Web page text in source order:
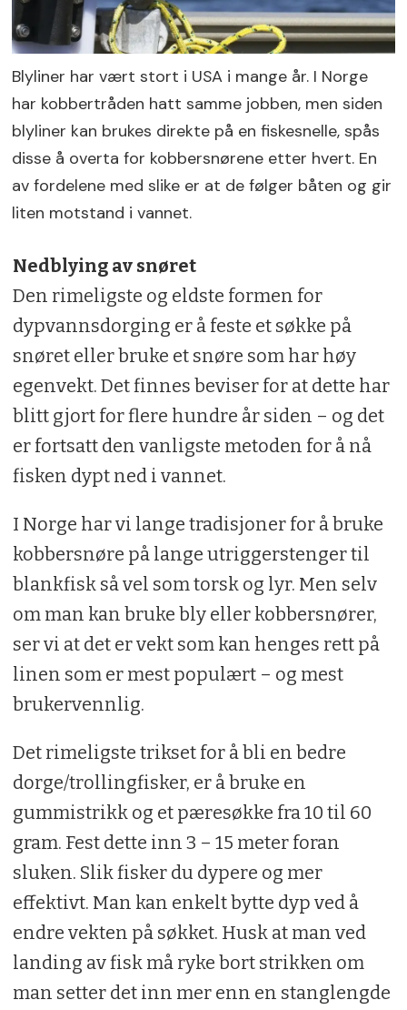
Blyliner har vært stort i USA i mange år. I Norge
har kobbertråden hatt samme jobben, men siden
blyliner kan brukes direkte på en fiskesnelle, spås
disse å overta for kobbersnørene etter hvert. En
av fordelene med slike er at de følger båten og gir
liten motstand i vannet.
Nedblying av snøret
Den rimeligste og eldste formen for
dypvannsdorging er å feste et søkke på
snøret eller bruke et snøre som har høy
egenvekt. Det finnes beviser for at dette har
blitt gjort for flere hundre år siden – og det
er fortsatt den vanligste metoden for å nå
fisken dypt ned i vannet.
I Norge har vi lange tradisjoner for å bruke
kobbersnøre på lange ut­riggerstenger til
blankfisk så vel som torsk og lyr. Men selv
om man kan bruke bly eller kobbersnører,
ser vi at det er vekt som kan henges rett på
linen som er mest populært – og mest
brukervennlig.
Det rimeligste trikset for å bli en bedre
dorge/trollingfisker, er å bruke en
gummistrikk og et pære­søkke fra 10 til 60
gram. Fest dette inn 3 – 15 meter foran
sluken. Slik fisker du dypere og mer
effektivt. Man kan en­kelt bytte dyp ved å
endre vekten på søkket. Husk at man ved
landing av fisk må ryke bort strikken om
man set­ter det inn mer enn en stanglengde